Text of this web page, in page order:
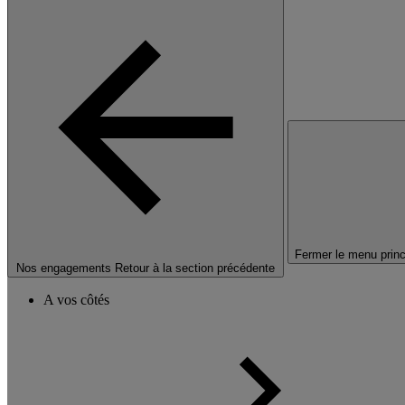
Nos engagements Retour à la section précédente
Fermer le menu
A vos côtés